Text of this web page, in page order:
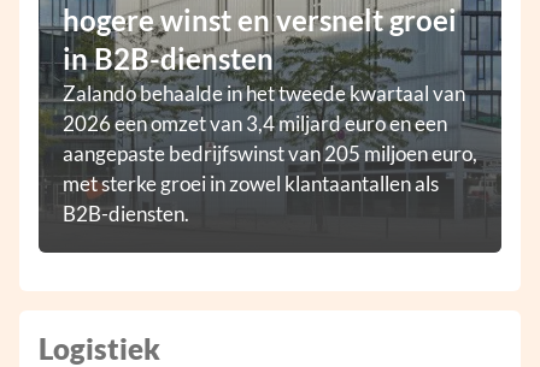
hogere winst en versnelt groei
in B2B-diensten
Zalando behaalde in het tweede kwartaal van
2026 een omzet van 3,4 miljard euro en een
aangepaste bedrijfswinst van 205 miljoen euro,
met sterke groei in zowel klantaantallen als
B2B-diensten.
Logistiek